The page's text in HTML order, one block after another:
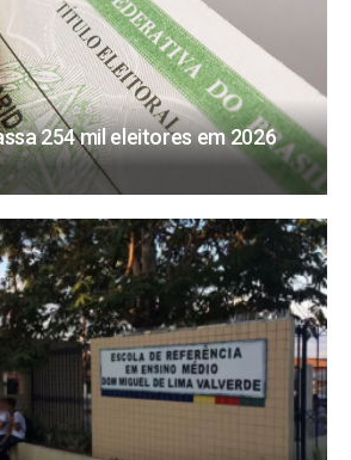
254 mil eleitores em 2026